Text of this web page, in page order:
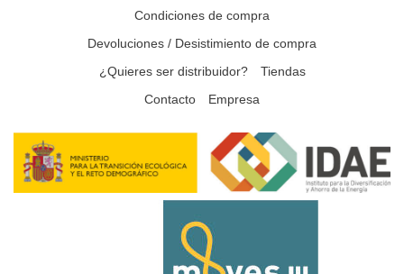
Condiciones de compra
Devoluciones / Desistimiento de compra
¿Quieres ser distribuidor?
Tiendas
Contacto
Empresa